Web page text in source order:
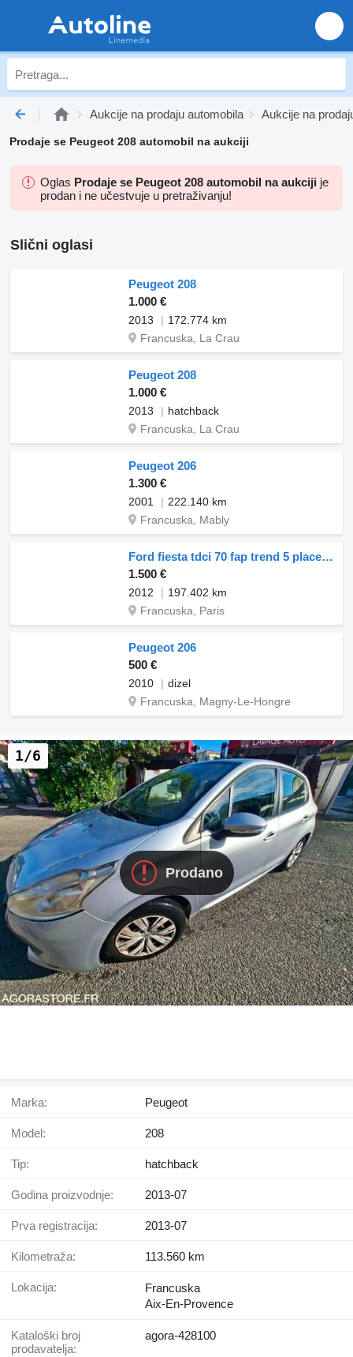
Aukcije na prodaju automobila Aukcije na
Prodaje se Peugeot 208 automobil na aukciji
Oglas Prodaje se Peugeot 208 automobil na aukciji je
prodan i ne učestvuje u pretraživanju!
Slični oglasi
Peugeot 208
1.000 €
2013
172.774 km
Francuska, La Crau
Peugeot 208
1.000 €
2013
hatchback
Francuska, La Crau
Peugeot 206
1.300 €
2001
222.140 km
Francuska, Mably
Ford fiesta tdci 70 fap trend 5 places dernier entretien 26
1.500 €
2012
197.402 km
Francuska, Paris
Peugeot 206
500 €
2010
dizel
Francuska, Magny-Le-Hongre
Prodano
1/6
Marka: Peugeot
Model: 208
Tip: hatchback
Godina proizvodnje: 2013-07
Prva registracija: 2013-07
Kilometraža: 113.560 km
Lokacija:
Francuska
Aix-En-Provence
Kataloški broj
prodavatelja:
agora-428100